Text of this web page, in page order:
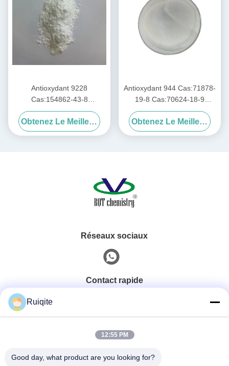
Antioxydant 9228
Cas:154862-43-8
Antioxydant Spiro Phosphite
pour PA/PC/PET/PBT/PE
Stabilisateur de chaleur
Obtenez Le Meilleur Prix
Antioxydant 944 Cas:71878-
19-8 Cas:70624-18-9
((États-Unis) Stabilisateur
lumineux d'amines ((HALS)
Obtenez Le Meilleur Prix
Réseaux sociaux
Contact rapide
0086-18217621160
E-Mail
Ruiqite
12:55 PM
Good day, what product are you looking for?